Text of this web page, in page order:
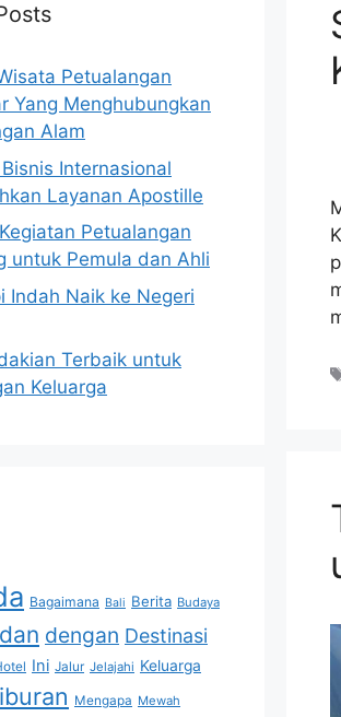
Petualangan
Yang Menghubungkan
Alam
Internasional
Layanan Apostille
Petualangan
untuk Pemula dan Ahli
Indah Naik ke Negeri
Terbaik untuk
Keluarga
Bagaimana Bali Berita Budaya
dan dengan Destinasi
Ini Jalur Jelajahi Keluarga
Mengapa Mewah